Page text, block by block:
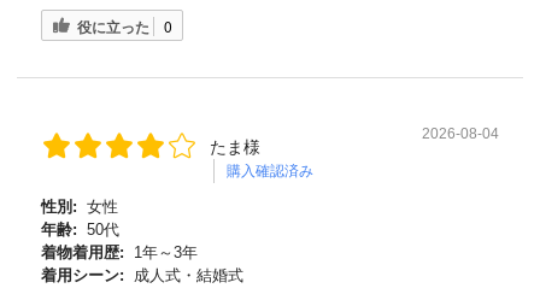
役に立った 0
たま様
購入確認済み
2026-08-04
性別: 女性
年齢: 50代
着物着用歴:
1年～3年
着用シーン:
成人式・結婚式